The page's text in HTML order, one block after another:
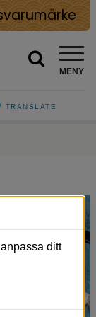
MENY
TRANSLATE
ditt